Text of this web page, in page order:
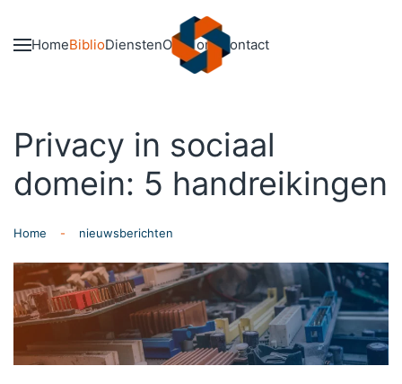
Skip to main content
HomeBiblioDienstenOver onsContact
Privacy in sociaal
domein: 5 handreikingen
Home nieuwsberichten